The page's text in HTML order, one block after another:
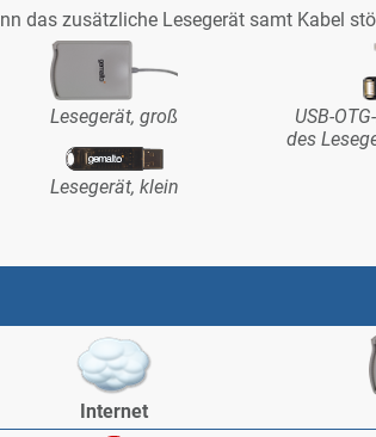
das zu­sätz­li­che Le­se­ge­rät samt Ka­bel
Le­se­ge­rät, groß
USB-
des
Le­se­ge­rät, klein
In­ter­net